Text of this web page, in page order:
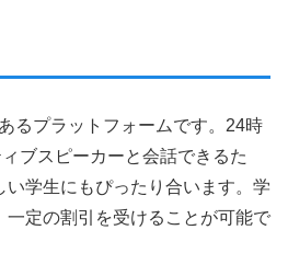
るプラットフォームです。24時
ブスピーカーと会話できるた
学生にもぴったり合います。学
一定の割引を受けることが可能で